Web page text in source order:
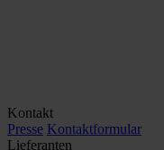
Kontakt
Presse Kontaktformular
Lieferanten